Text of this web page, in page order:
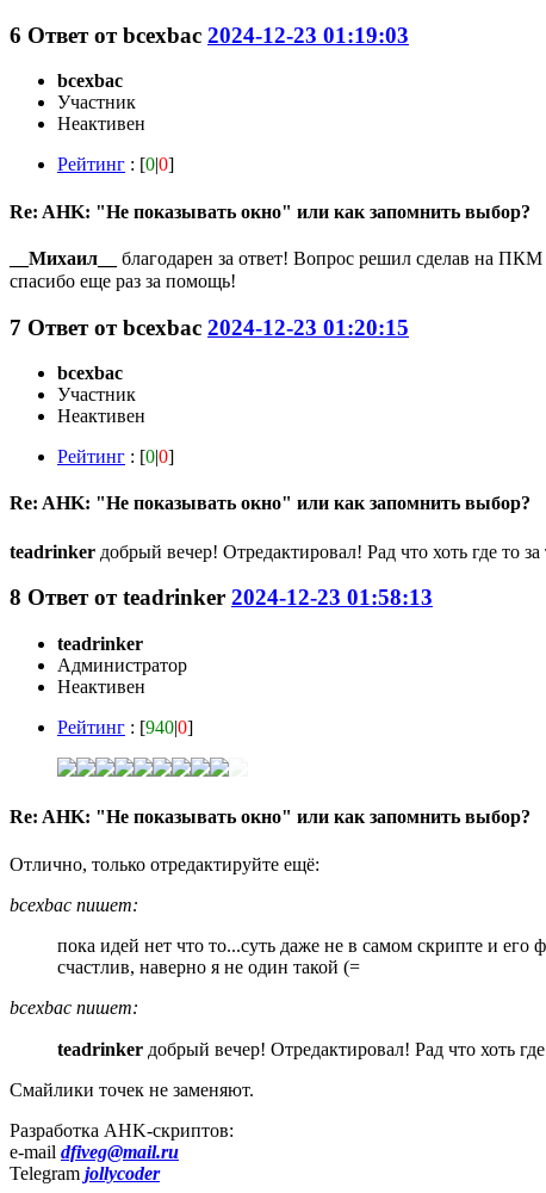
6 Ответ отbcexbac 2024-12-23 01:19:03
bcexbac
Участник
Неактивен
Рейтинг : [0|0]
Re: AHK: "Не показывать окно" или как запомнить выбор?
__Михаил__
благодарен за ответ! Вопрос решил сделав на ПКМ
спасибо еще раз за помощь!
7 Ответ отbcexbac 2024-12-23 01:20:15
bcexbac
Участник
Неактивен
Рейтинг : [0|0]
Re: AHK: "Не показывать окно" или как запомнить выбор?
teadrinker добрый вечер! Отредактировал! Рад что хоть где то
8 Ответ отteadrinker 2024-12-23 01:58:13
teadrinker
Администратор
Неактивен
Рейтинг : [940|0]
Re: AHK: "Не показывать окно" или как запомнить выбор?
Отлично, только отредактируйте ещё:
bcexbac пишет:
пока идей нет что то...суть даже не в самом скрипте и
счастлив, наверно я не один такой (=
bcexbac пишет:
teadrinker добрый вечер! Отредактировал! Рад что хоть
Смайлики точек не заменяют.
Разработка AHK-скриптов:
e-mail dfiveg@mail.ru
Telegram jollycoder